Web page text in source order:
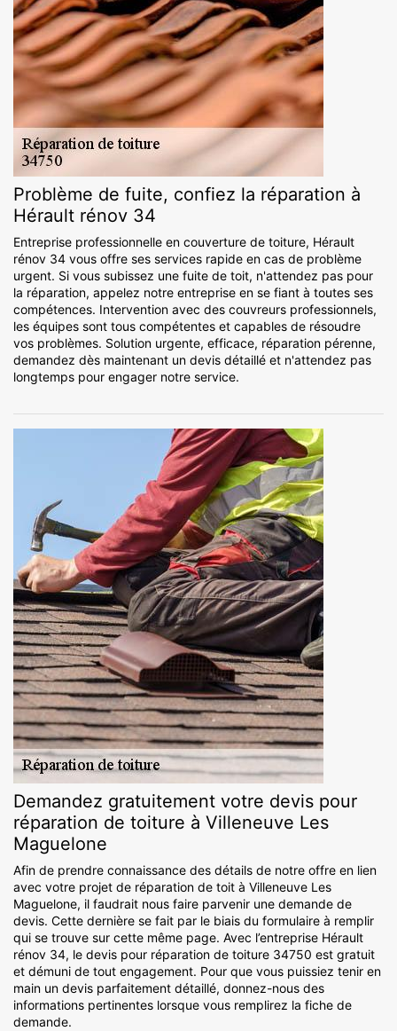
Problème de fuite, confiez la réparation à
Hérault rénov 34
Entreprise professionnelle en couverture de toiture, Hérault
rénov 34 vous offre ses services rapide en cas de problème
urgent. Si vous subissez une fuite de toit, n'attendez pas pour
la réparation, appelez notre entreprise en se fiant à toutes ses
compétences. Intervention avec des couvreurs professionnels,
les équipes sont tous compétentes et capables de résoudre
vos problèmes. Solution urgente, efficace, réparation pérenne,
demandez dès maintenant un devis détaillé et n'attendez pas
longtemps pour engager notre service.
Demandez gratuitement votre devis pour
réparation de toiture à Villeneuve Les
Maguelone
Afin de prendre connaissance des détails de notre offre en lien
avec votre projet de réparation de toit à Villeneuve Les
Maguelone, il faudrait nous faire parvenir une demande de
devis. Cette dernière se fait par le biais du formulaire à remplir
qui se trouve sur cette même page. Avec l’entreprise Hérault
rénov 34, le devis pour réparation de toiture 34750 est gratuit
et démuni de tout engagement. Pour que vous puissiez tenir en
main un devis parfaitement détaillé, donnez-nous des
informations pertinentes lorsque vous remplirez la fiche de
demande.